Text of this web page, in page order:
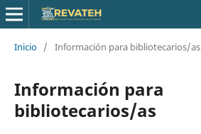
Inicio / Información para bibliotecarios/as
Información para
bibliotecarios/as